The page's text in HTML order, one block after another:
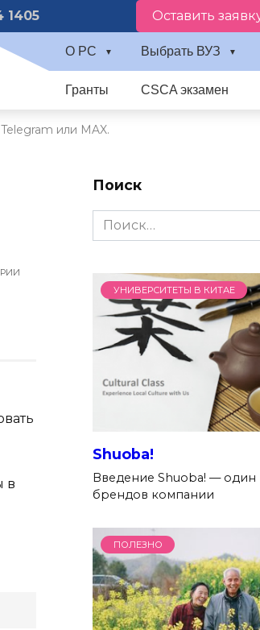
1405 Оставить
О PC Выбрать ВУЗ
Гранты CSCA экзамен
или MAX.
в
Поиск
Search
for:
УНИВЕРСИТЕТЫ В КИТАЕ
Shuoba!
Введение Shuoba! — один
брендов компании
ПОЛЕЗНО